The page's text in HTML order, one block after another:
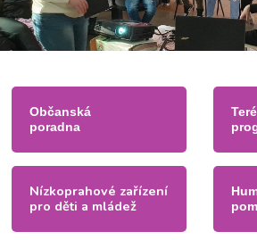
Občanská
poradna
Nízkoprahové zařízení
pro děti a mládež